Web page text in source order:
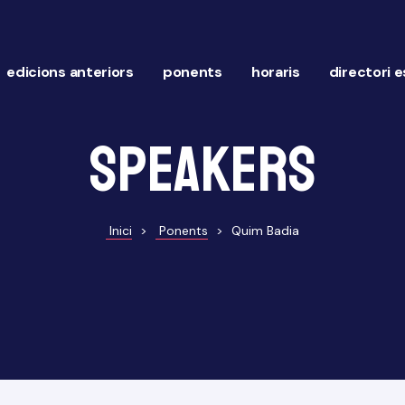
edicions anteriors ponents horaris directori
Speakers
Inici > Ponents > Quim Badia